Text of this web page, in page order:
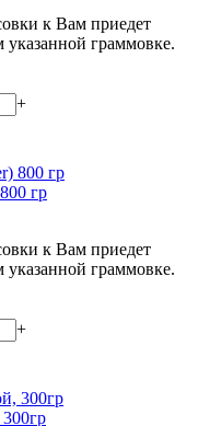
к Вам приедет
указанной граммовке.
+
гр
к Вам приедет
указанной граммовке.
+